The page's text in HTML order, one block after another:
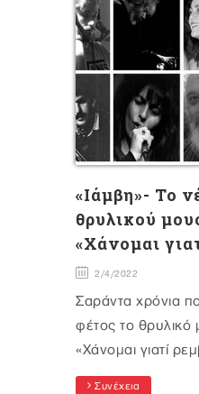
«Iάμβη»- Το
θρυλικού
«Χάνομαι
2/4/2022
Σαράντα χρόνια
φέτος το θρυλικό
«Χάνομαι γιατί
Συνέχεια